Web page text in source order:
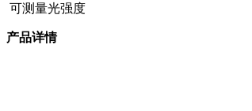
可测量光强度
产品详情